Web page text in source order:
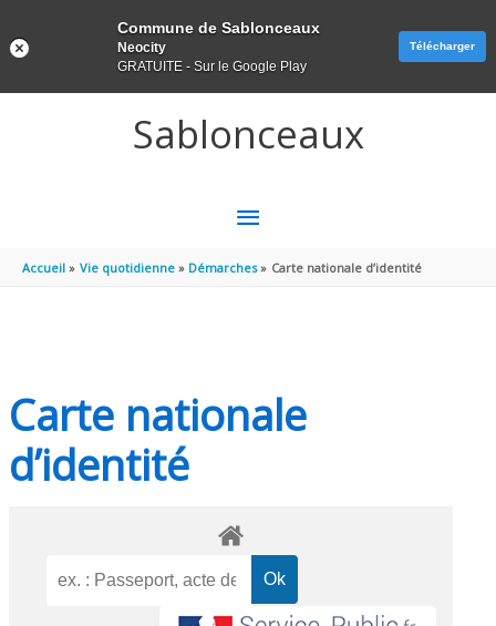
Sablonceaux
MENU
PRINCIPAL
Accueil Vie quotidienne Démarches Carte nationale d’identité
Carte nationale
d’identité
Commune de Sablonceaux
Neocity
GRATUITE - Sur le Google Play
Télécharger